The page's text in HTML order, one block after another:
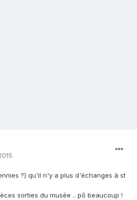
?) qu'il n'y a plus d'échanges à st
sorties du musée .. pô beaucoup !